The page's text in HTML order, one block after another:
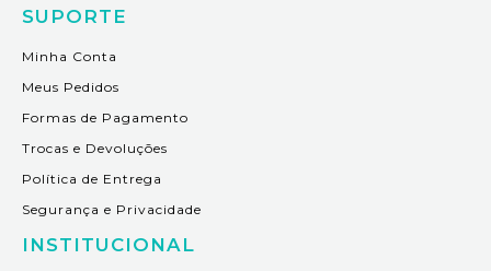
SUPORTE
Minha Conta
Meus Pedidos
Formas de Pagamento
Trocas e Devoluções
Política de Entrega
Segurança e Privacidade
INSTITUCIONAL